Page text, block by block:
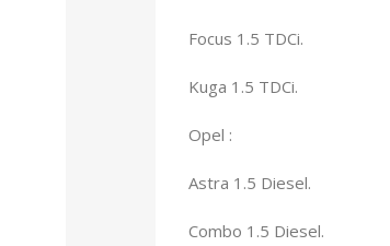
Focus 1.5 TDCi.
Kuga 1.5 TDCi.
Opel :
Astra 1.5 Diesel.
Combo 1.5 Diesel.